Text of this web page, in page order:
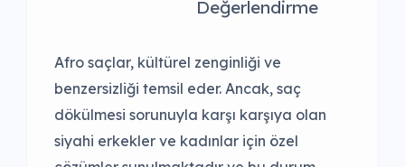
Değerlendirme
Afro saçlar, kültürel zenginliği ve
benzersizliği temsil eder. Ancak, saç
dökülmesi sorunuyla karşı karşıya olan
siyahi erkekler ve kadınlar için özel